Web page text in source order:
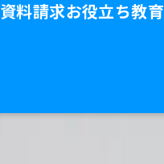
資料請求お役立ち教